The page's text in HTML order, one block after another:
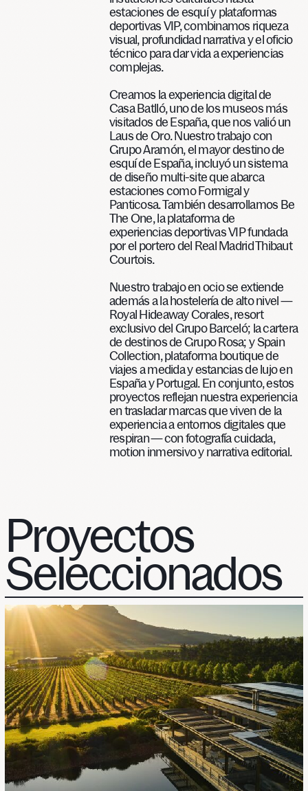
estaciones de esquí y plataformas
deportivas VIP, combinamos riqueza
visual, profundidad narrativa y el oficio
técnico para dar vida a experiencias
complejas.
Creamos la experiencia digital de
Casa Batlló, uno de los museos más
visitados de España, que nos valió un
Laus de Oro. Nuestro trabajo con
Grupo Aramón, el mayor destino de
esquí de España, incluyó un sistema
de diseño multi-site que abarca
estaciones como Formigal y
Panticosa. También desarrollamos Be
The One, la plataforma de
experiencias deportivas VIP fundada
por el portero del Real Madrid Thibaut
Courtois.
Nuestro trabajo en ocio se extiende
además a la hostelería de alto nivel —
Royal Hideaway Corales, resort
exclusivo del Grupo Barceló; la cartera
de destinos de Grupo Rosa; y Spain
Collection, plataforma boutique de
viajes a medida y estancias de lujo en
España y Portugal. En conjunto, estos
proyectos reflejan nuestra experiencia
en trasladar marcas que viven de la
experiencia a entornos digitales que
respiran — con fotografía cuidada,
motion inmersivo y narrativa editorial.
Proyectos
Seleccionados